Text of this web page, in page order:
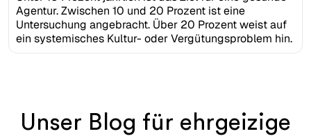
Agentur. Zwischen 10 und 20 Prozent ist eine
Untersuchung angebracht. Über 20 Prozent weist auf
ein systemisches Kultur- oder Vergütungsproblem hin.
Unser Blog für ehrgeizige